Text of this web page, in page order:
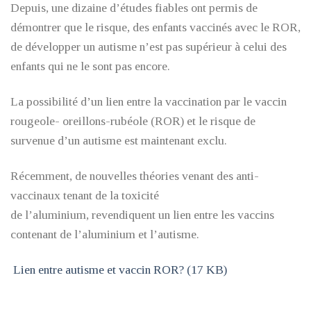
Depuis, une dizaine d’études fiables ont permis de
démontrer que le risque, des enfants vaccinés avec le ROR,
de développer un autisme n’est pas supérieur à celui des
enfants qui ne le sont pas encore.
La possibilité d’un lien entre la vaccination par le vaccin
rougeole- oreillons-rubéole (ROR) et le risque de
survenue d’un autisme est maintenant exclu.
Récemment, de nouvelles théories venant des anti-
vaccinaux tenant de la toxicité
de l’aluminium, revendiquent un lien entre les vaccins
contenant de l’aluminium et l’autisme.
Lien entre autisme et vaccin ROR? (17 KB)